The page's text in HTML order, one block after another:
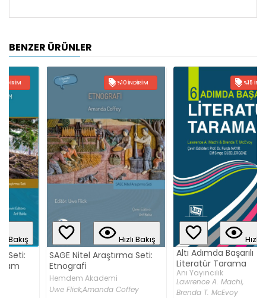
BENZER ÜRÜNLER
%10 İNDIRIM
Hızlı Bakış
SAGE Nitel Araştırma Seti:
Etnografi
Hemdem Akademi
Amanda Coffey
%15 İNDIRIM
Hızlı Bakış
Altı Adımda Başarılı
Literatür Tarama
Anı Yayıncılık
Lawrence A. Machi,
Brenda T. McEvoy